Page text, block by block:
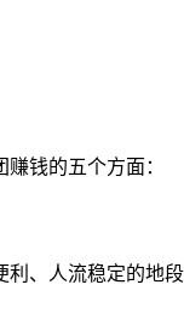
钱的五个方面：
、人流稳定的地段